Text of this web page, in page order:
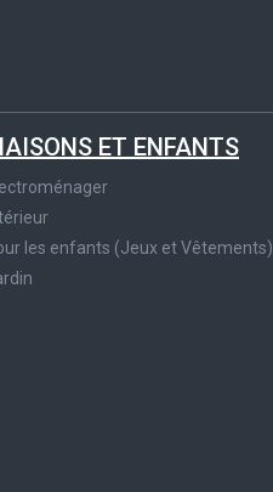
ET ENFANTS
les enfants (Jeux et Vêtements)